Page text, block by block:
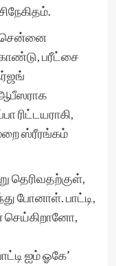
சென்னை
பரீட்சை
ரிட்டயராகி,
ஸ்ரீரங்கம்
தெரிவதற்குள்,
போனாள். பாட்டி,
செய்கிறானோ,
ஐம் ஓகே’